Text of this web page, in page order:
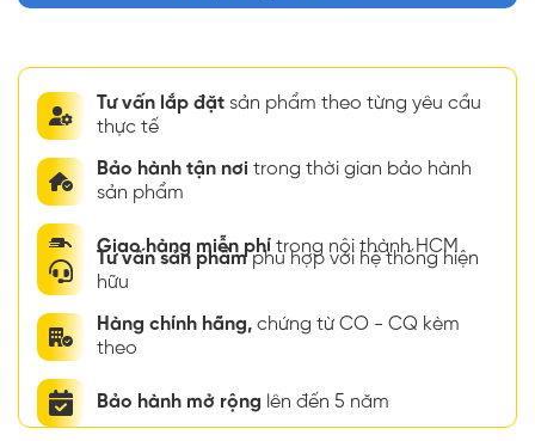
Tư vấn lắp đặt sản phẩm theo từng yêu cầu
thực tế
Bảo hành tận nơi trong thời gian bảo hành
sản phẩm
Giao hàng miễn phí trong nội thành HCM
Tư vấn sản phẩmphù hợp với hệ thống hiện
hữu
Hàng chính hãng, chứng từ CO - CQ kèm
theo
Bảo hành mở rộng lên đến 5 năm